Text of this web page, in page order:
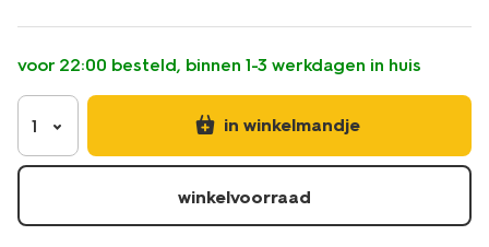
60720098.html
voor 22:00 besteld, binnen 1-3 werkdagen in huis
1 in winkelmandje
winkelvoorraad